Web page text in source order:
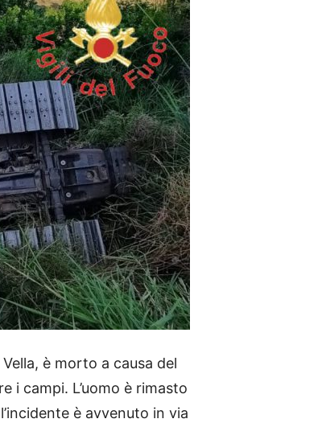
è morto a causa del
i campi. L’uomo è rimasto
è avvenuto in via